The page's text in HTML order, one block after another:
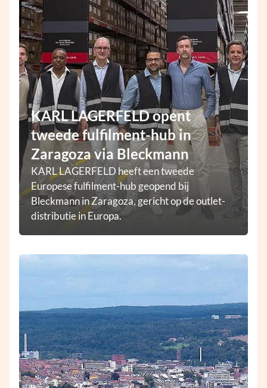
KARL LAGERFELD opent
tweede fulfilment-hub in
Zaragoza via Bleckmann
KARL LAGERFELD heeft een tweede
Europese fulfilment-hub geopend bij
Bleckmann in Zaragoza, gericht op de outlet-
distributie in Europa.